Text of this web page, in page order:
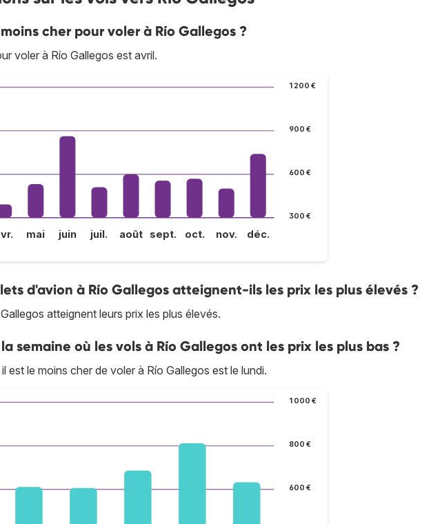
cher pour voler à Río Gallegos ?
voler à Río Gallegos est avril.
300 €
600 €
900 €
1 200 €
mai juin juil. août sept. oct. nov. déc.
d'avion à Río Gallegos atteignent-ils les prix les plus élevés ?
atteignent leurs prix les plus élevés.
semaine où les vols à Río Gallegos ont les prix les plus bas ?
est le moins cher de voler à Río Gallegos est le lundi.
600 €
800 €
1 000 €